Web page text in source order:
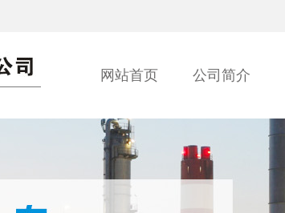
网站首页 公司简介